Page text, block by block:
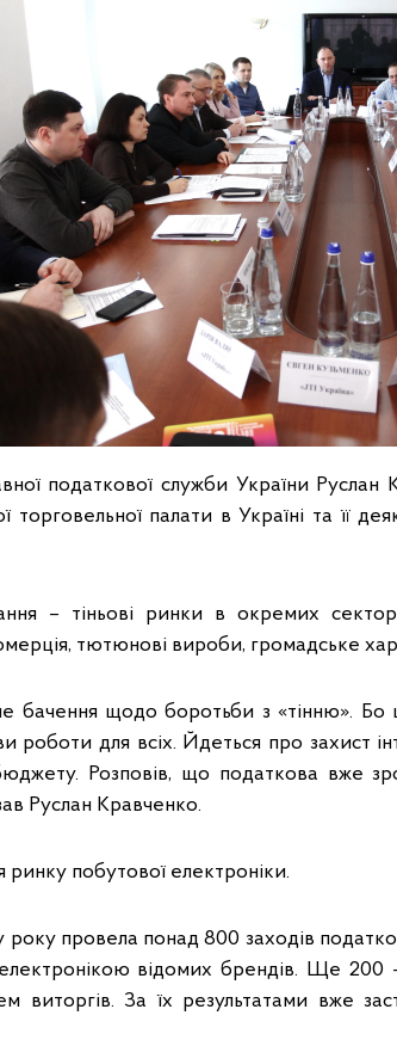
податкової служби України Руслан
торговельної палати в Україні та її
– тіньові ринки в окремих
тютюнові вироби, громадське
бачення щодо боротьби з «тінню».
роботи для всіх. Йдеться про захист
Розповів, що податкова вже
Руслан Кравченко.
ринку побутової електроніки.
провела понад 800 заходів
відомих брендів. Ще 200
виторгів. За їх результатами вже